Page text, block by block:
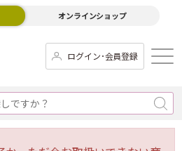
オンラインショップ
ログイン･会員登録